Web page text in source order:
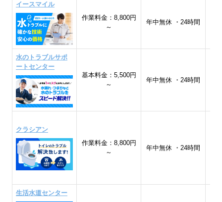
イースマイル
作業料金：8,800円
～
年中無休 ・24時間
水のトラブルサポ
ートセンター
基本料金：5,500円
～
年中無休 ・24時間
クラシアン
作業料金：8,800円
～
年中無休 ・24時間
生活水道センター